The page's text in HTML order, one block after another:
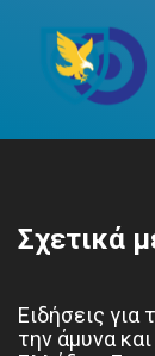
Σχετικά
Ειδήσεις για
την άμυνα